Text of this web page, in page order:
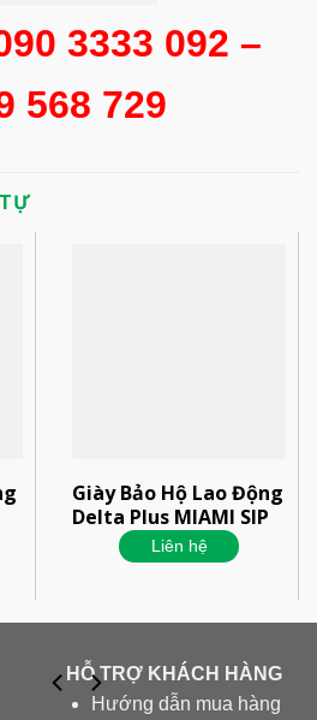
3333 092 –
568 729
Giày Bảo Hộ Lao Động
Delta Plus MIAMI SIP
Liên hệ
HỖ TRỢ KHÁCH HÀNG
Hướng dẫn mua hàng